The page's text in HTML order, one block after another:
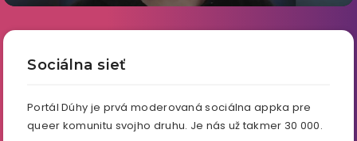
Sociálna sieť
Portál Dúhy je prvá moderovaná sociálna appka pre
queer komunitu svojho druhu. Je nás už takmer 30 000.